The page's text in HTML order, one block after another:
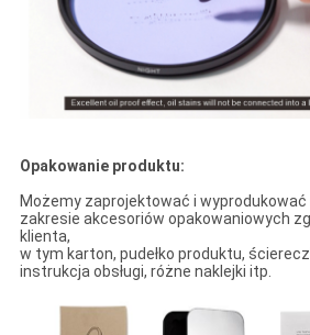
Opakowanie produktu:
Możemy zaprojektować i
zakresie akcesoriów opakowaniowych
klienta,
w tym karton, pudełko produktu,
instrukcja obsługi, różne naklejki itp.